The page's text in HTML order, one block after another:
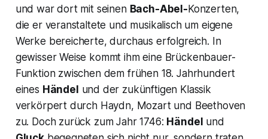
und war dort mit seinen Bach-Abel- Konzerten,
die er veranstaltete und musikalisch um eigene
Werke bereicherte, durchaus erfolgreich. In
gewisser Weise kommt ihm eine Brückenbauer-
Funktion zwischen dem frühen 18. Jahrhundert
eines Händel und der zukünftigen Klassik
verkörpert durch Haydn, Mozart und Beethoven
zu. Doch zurück zum Jahr 1746: Händel und